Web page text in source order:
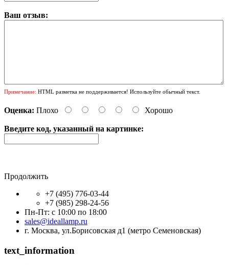
Ваш отзыв:
Примечание: HTML разметка не поддерживается! Используйте обычный текст.
Оценка: Плохо Хорошо
Введите код, указанный на картинке:
Продолжить
+7 (495) 776-03-44
+7 (985) 298-24-56
Пн-Пт: с 10:00 по 18:00
sales@ideallamp.ru
г. Москва, ул.Борисовская д1 (метро Семеновская)
text_information